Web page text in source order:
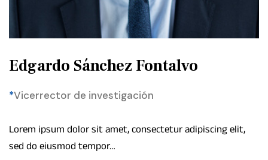
Edgardo Sánchez Fontalvo
*Vicerrector de investigación
Lorem ipsum dolor sit amet, consectetur adipiscing elit,
sed do eiusmod tempor…